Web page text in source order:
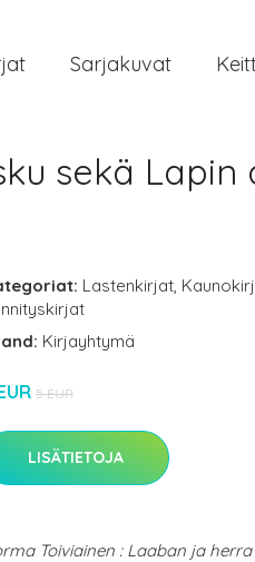
Sarjakuvat
sekä Lapin
Lastenkirjat,
Kirjayhtymä
5 EUR
LISÄTIETOJA
Toiviainen : Laaban ja